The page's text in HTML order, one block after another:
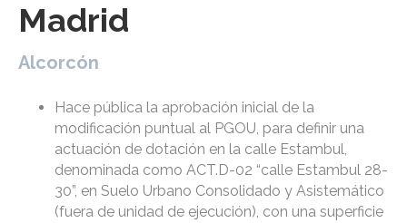
Madrid
Alcorcón
Hace pública la aprobación inicial de la
modificación puntual al PGOU, para definir una
actuación de dotación en la calle Estambul,
denominada como ACT.D-02 “calle Estambul 28-
30”, en Suelo Urbano Consolidado y Asistemático
(fuera de unidad de ejecución), con una superficie